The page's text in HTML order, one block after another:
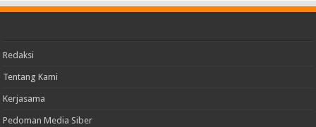
Redaksi
Tentang Kami
Kerjasama
Pedoman Media Siber